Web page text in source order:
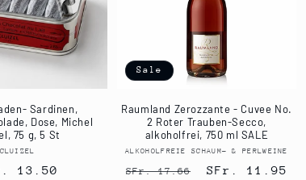
Sardinen,
Dose, Michel
75 g, 5 St
Anbieter:
CLUIZEL
13.50
Sale
Raumland Zerozzante - Cuvee No.
2 Roter Trauben-Secco,
alkoholfrei, 750 ml SALE
Anbieter:
ALKOHOLFREIE SCHAUM- & PERLWEINE
Normaler
SFr. 17.66 Verkaufspreis
SFr. 11.95